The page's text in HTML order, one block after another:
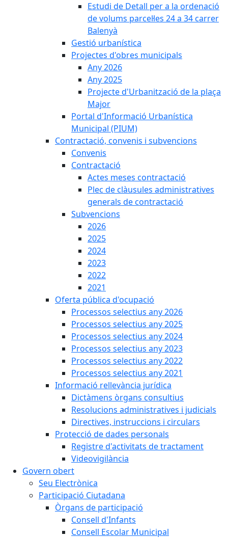
Estudi de Detall per a la ordenació
de volums parcel·les 24 a 34 carrer
Balenyà
Gestió urbanística
Projectes d'obres municipals
Any 2026
Any 2025
Projecte d'Urbanització de la plaça
Major
Portal d'Informació Urbanística
Municipal (PIUM)
Contractació, convenis i subvencions
Convenis
Contractació
Actes meses contractació
Plec de clàusules administratives
generals de contractació
Subvencions
2026
2025
2024
2023
2022
2021
Oferta pública d'ocupació
Processos selectius any 2026
Processos selectius any 2025
Processos selectius any 2024
Processos selectius any 2023
Processos selectius any 2022
Processos selectius any 2021
Informació rellevància jurídica
Dictàmens òrgans consultius
Resolucions administratives i judicials
Directives, instruccions i circulars
Protecció de dades personals
Registre d'activitats de tractament
Videovigilància
Govern obert
Seu Electrònica
Participació Ciutadana
Òrgans de participació
Consell d'Infants
Consell Escolar Municipal